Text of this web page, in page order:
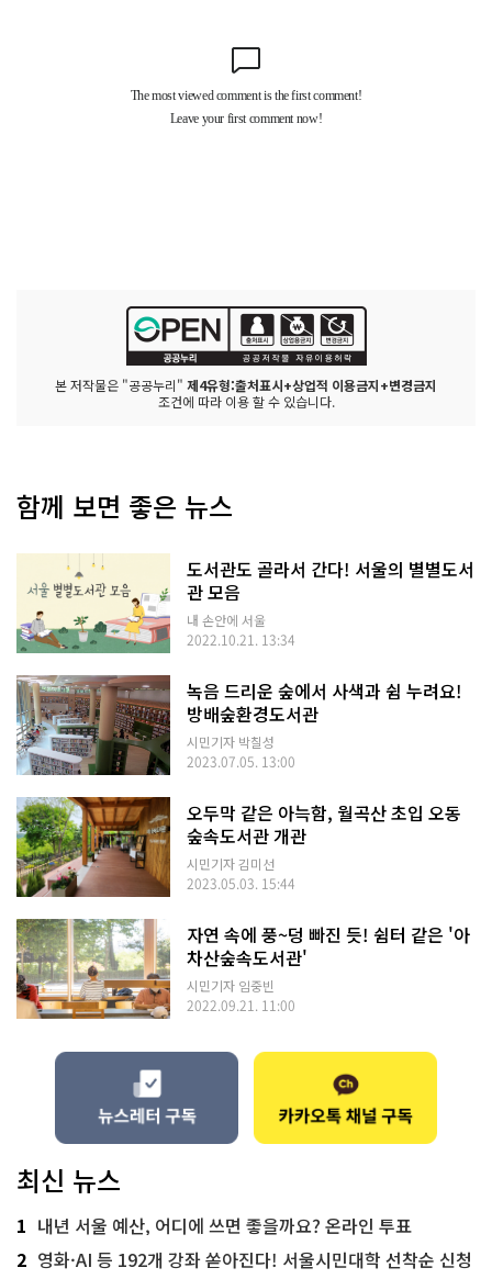
본 저작물은 "공공누리" 제4유형:출처표시+상업적 이용금지+변경금지
조건에 따라 이용 할 수 있습니다.
함께 보면 좋은 뉴스
도서관도 골라서 간다! 서울의 별별도서
관 모음
내 손안에 서울
2022.10.21. 13:34
녹음 드리운 숲에서 사색과 쉼 누려요!
방배숲환경도서관
시민기자 박칠성
2023.07.05. 13:00
오두막 같은 아늑함, 월곡산 초입 오동
숲속도서관 개관
시민기자 김미선
2023.05.03. 15:44
자연 속에 풍~덩 빠진 듯! 쉼터 같은 '아
차산숲속도서관'
시민기자 임중빈
2022.09.21. 11:00
최신 뉴스
1 내년 서울 예산, 어디에 쓰면 좋을까요? 온라인 투표
2 영화·AI 등 192개 강좌 쏟아진다! 서울시민대학 선착순 신청